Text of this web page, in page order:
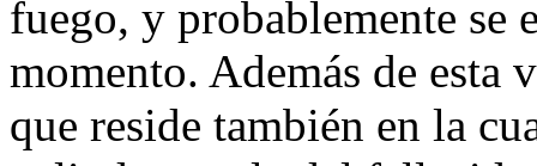
fuego, y probablemente se
momento. Además de esta
que reside también en la